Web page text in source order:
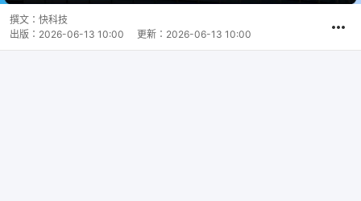
撰文： 快科技
出版： 2026-06-13 10:00 更新： 2026-06-13 10:00